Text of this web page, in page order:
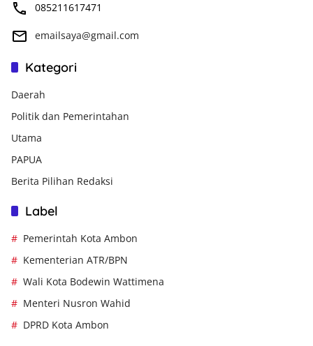
085211617471
emailsaya@gmail.com
Kategori
Daerah
Politik dan Pemerintahan
Utama
PAPUA
Berita Pilihan Redaksi
Label
Pemerintah Kota Ambon
Kementerian ATR/BPN
Wali Kota Bodewin Wattimena
Menteri Nusron Wahid
DPRD Kota Ambon